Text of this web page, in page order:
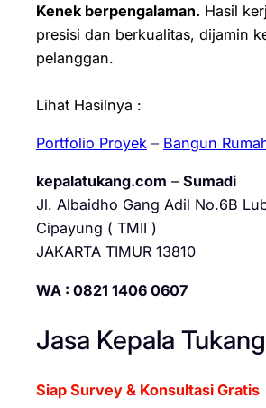
Kenek berpengalaman. Hasil
presisi dan berkualitas, dijamin
pelanggan.
Lihat Hasilnya :
Portfolio Proyek – Bangun
kepalatukang.com – Sumadi
Jl. Albaidho Gang Adil No.6B
Cipayung ( TMII )
JAKARTA TIMUR 13810
WA : 0821 1406 0607
Jasa Kepala Tukang
Siap Survey & Konsultasi Gratis